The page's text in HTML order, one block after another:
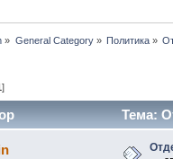
» General Category» Политика »
]
Тема: